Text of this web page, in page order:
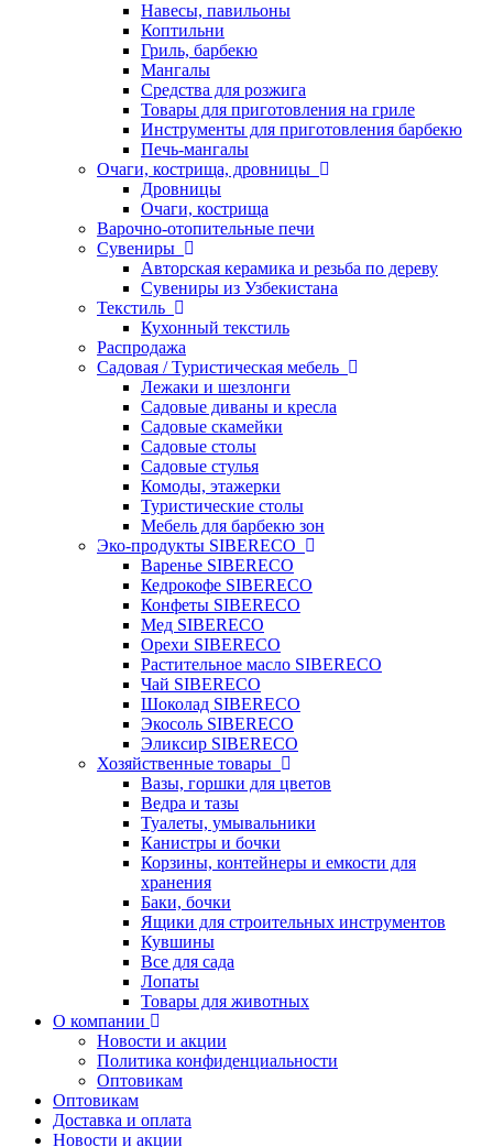
Навесы, павильоны
Коптильни
Гриль, барбекю
Мангалы
Средства для розжига
Товары для приготовления на гриле
Инструменты для приготовления барбекю
Печь-мангалы
Очаги, кострища, дровницы
Дровницы
Очаги, кострища
Варочно-отопительные печи
Сувениры
Авторская керамика и резьба по дереву
Сувениры из Узбекистана
Текстиль
Кухонный текстиль
Распродажа
Садовая / Туристическая мебель
Лежаки и шезлонги
Садовые диваны и кресла
Садовые скамейки
Садовые столы
Садовые стулья
Комоды, этажерки
Туристические столы
Мебель для барбекю зон
Эко-продукты SIBERECO
Варенье SIBERECO
Кедрокофе SIBERECO
Конфеты SIBERECO
Мед SIBERECO
Орехи SIBERECO
Растительное масло SIBERECO
Чай SIBERECO
Шоколад SIBERECO
Экосоль SIBERECO
Эликсир SIBERECO
Хозяйственные товары
Вазы, горшки для цветов
Ведра и тазы
Туалеты, умывальники
Канистры и бочки
Корзины, контейнеры и емкости для
хранения
Баки, бочки
Ящики для строительных инструментов
Кувшины
Все для сада
Лопаты
Товары для животных
О компании
Новости и акции
Политика конфиденциальности
Оптовикам
Оптовикам
Доставка и оплата
Новости и акции